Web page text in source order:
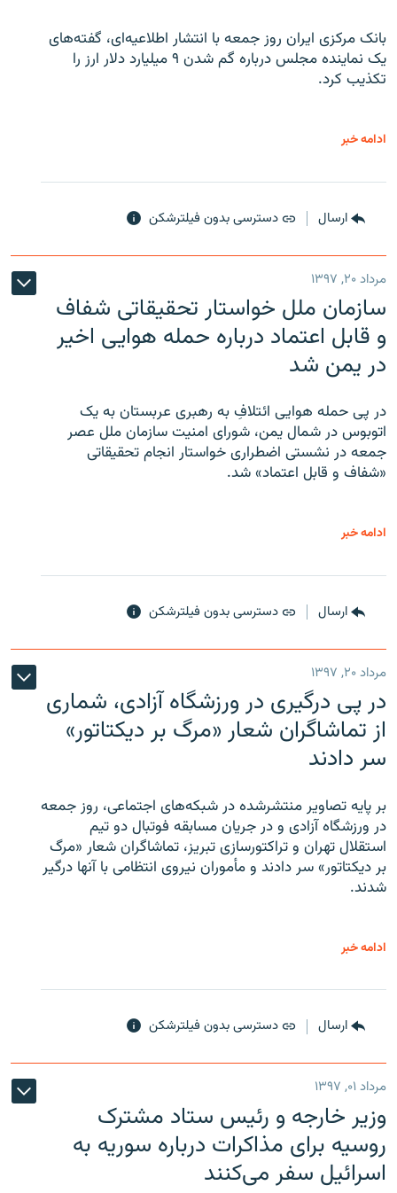
بانک مرکزی ایران روز جمعه با انتشار اطلاعیه‌ای، گفته‌های
یک نماینده مجلس درباره گم شدن ۹ میلیارد دلار ارز را
تکذیب کرد.
ادامه خبر
ارسال دسترسی بدون فیلترشکن
مرداد ۲۰, ۱۳۹۷
سازمان ملل خواستار تحقیقاتی شفاف
و قابل اعتماد درباره حمله هوایی اخیر
در یمن شد
در پی حمله هوایی ائتلافِ به رهبری عربستان به یک
اتوبوس در شمال یمن، شورای امنیت سازمان ملل عصر
جمعه در نشستی اضطراری خواستار انجام تحقیقاتی
«شفاف و قابل اعتماد» شد.
ادامه خبر
ارسال دسترسی بدون فیلترشکن
مرداد ۲۰, ۱۳۹۷
در پی درگیری در ورزشگاه آزادی، شماری
از تماشاگران شعار «مرگ بر دیکتاتور»
سر دادند
بر پایه تصاویر منتشرشده در شبکه‌های اجتماعی، روز جمعه
در ورزشگاه آزادی و در جریان مسابقه فوتبال دو تیم
استقلال تهران و تراکتورسازی تبریز، تماشاگران شعار «مرگ
بر دیکتاتور» سر دادند و مأموران نیروی انتظامی با آنها درگیر
شدند.
ادامه خبر
ارسال دسترسی بدون فیلترشکن
مرداد ۰۱, ۱۳۹۷
وزیر خارجه و رئیس‌ ستاد مشترک
روسیه برای مذاکرات درباره سوریه به
اسرائیل سفر می‌کنند